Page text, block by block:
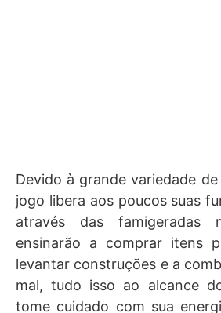
Devido à grande variedade
jogo libera aos poucos suas
através das famigeradas
ensinarão a comprar itens
levantar construções e a
mal, tudo isso ao alcance
tome cuidado com sua